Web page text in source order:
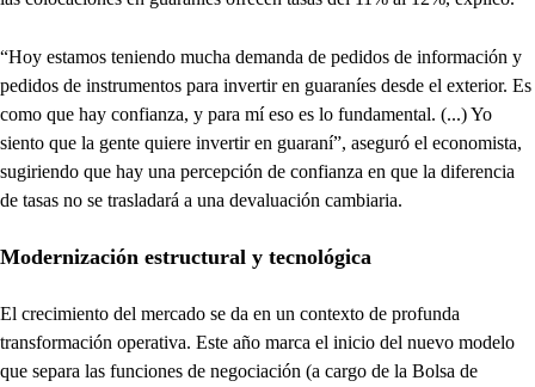
“Hoy estamos teniendo mucha demanda de pedidos de información y
pedidos de instrumentos para invertir en guaraníes desde el exterior. Es
como que hay confianza, y para mí eso es lo fundamental. (...) Yo
siento que la gente quiere invertir en guaraní”, aseguró el economista,
sugiriendo que hay una percepción de confianza en que la diferencia
de tasas no se trasladará a una devaluación cambiaria.
Modernización estructural y tecnológica
El crecimiento del mercado se da en un contexto de profunda
transformación operativa. Este año marca el inicio del nuevo modelo
que separa las funciones de negociación (a cargo de la Bolsa de